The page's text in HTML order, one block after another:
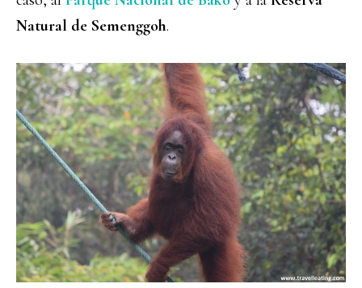
Natural de Semenggoh.